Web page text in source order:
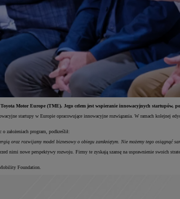
Motor Europe (TME). Jego celem jest wspieranie innowacyjnych
startupy w Europie opracowujące innowacyjne rozwiązania. W ramach kolejnej
założeniach program, podkreślił:
oraz rozwijamy model biznesowy o obiegu zamkniętym. Nie możemy tego
nimi nowe perspektywy rozwoju. Firmy te zyskają szansę na usprawnienie swoich
Foundation.